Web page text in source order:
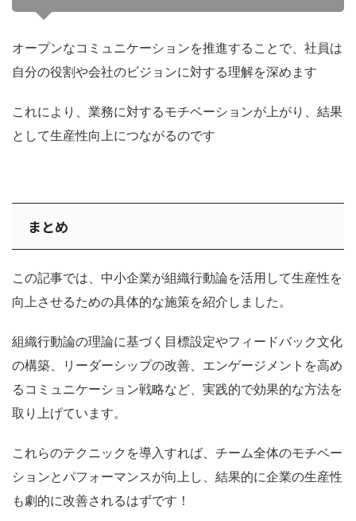
オープンなコミュニケーションを推進することで、社員は
自分の役割や会社のビジョンに対する理解を深めます
これにより、業務に対するモチベーションが上がり、結果
として生産性向上につながるのです
まとめ
この記事では、中小企業が組織行動論を活用して生産性を
向上させるための具体的な施策を紹介しました。
組織行動論の理論に基づく目標設定やフィードバック文化
の構築、リーダーシップの改善、エンゲージメントを高め
るコミュニケーション戦略など、実践的で効果的な方法を
取り上げています。
これらのテクニックを導入すれば、チーム全体のモチベー
ションとパフォーマンスが向上し、結果的に企業の生産性
も劇的に改善されるはずです！